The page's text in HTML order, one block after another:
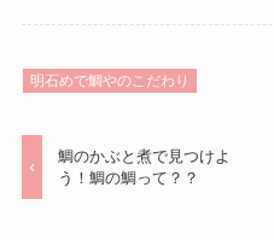
明石めで鯛やのこだわり
鯛のかぶと煮で見つけよ
う！鯛の鯛って？？